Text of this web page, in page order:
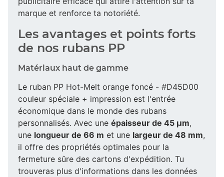
marque et renforce ta notoriété.
Les avantages et points forts
de nos rubans PP
Matériaux haut de gamme
Le ruban PP Hot-Melt orange foncé - #D45D00
couleur spéciale + impression est l'entrée
économique dans le monde des rubans
personnalisés. Avec une épaisseur de 45 µm,
une longueur de 66 m et une largeur de 48 mm,
il offre des propriétés optimales pour la
fermeture sûre des cartons d'expédition. Tu
trouveras plus d'informations dans les données